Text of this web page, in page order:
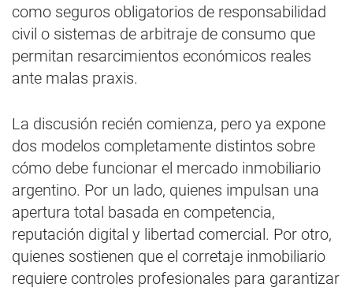
como seguros obligatorios de responsabilidad
civil o sistemas de arbitraje de consumo que
permitan resarcimientos económicos reales
ante malas praxis.
La discusión recién comienza, pero ya expone
dos modelos completamente distintos sobre
cómo debe funcionar el mercado inmobiliario
argentino. Por un lado, quienes impulsan una
apertura total basada en competencia,
reputación digital y libertad comercial. Por otro,
quienes sostienen que el corretaje inmobiliario
requiere controles profesionales para garantizar